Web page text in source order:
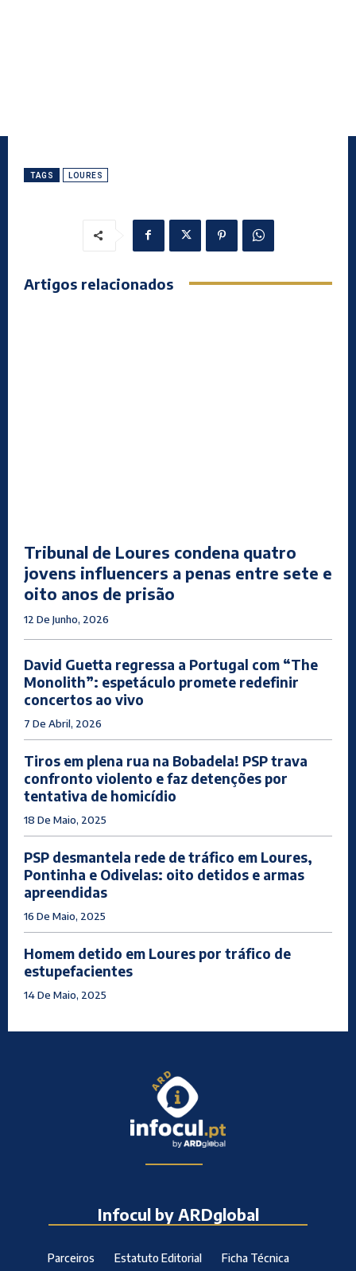
TAGS LOURES
Artigos relacionados
Tribunal de Loures condena quatro
jovens influencers a penas entre sete e
oito anos de prisão
12 De Junho, 2026
David Guetta regressa a Portugal com “The
Monolith”: espetáculo promete redefinir
concertos ao vivo
7 De Abril, 2026
Tiros em plena rua na Bobadela! PSP trava
confronto violento e faz detenções por
tentativa de homicídio
18 De Maio, 2025
PSP desmantela rede de tráfico em Loures,
Pontinha e Odivelas: oito detidos e armas
apreendidas
16 De Maio, 2025
Homem detido em Loures por tráfico de
estupefacientes
14 De Maio, 2025
Infocul by ARDglobal
Parceiros Estatuto Editorial Ficha Técnica